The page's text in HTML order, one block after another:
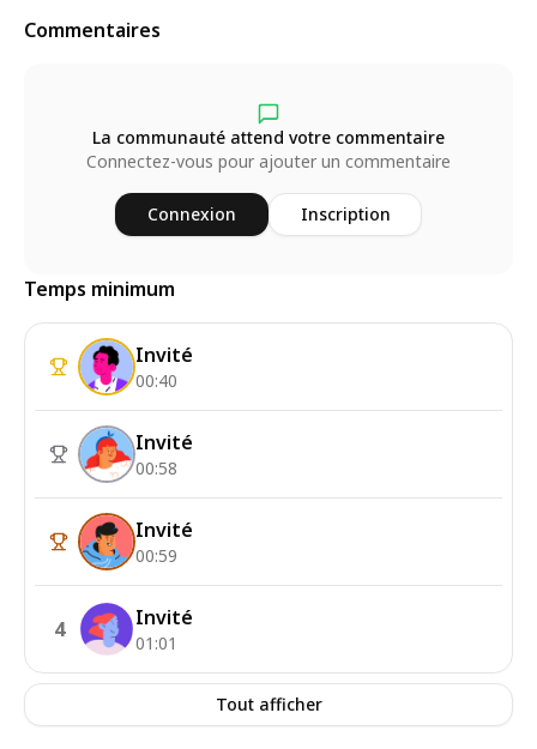
Commentaires
La communauté attend votre commentaire
Connectez-vous pour ajouter un commentaire
Connexion Inscription
Temps minimum
Invité
00:40
Invité
00:58
Invité
00:59
4 Invité
01:01
Tout afficher